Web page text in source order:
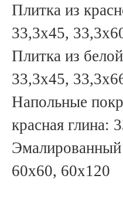
Плитка из
33,3x45,
Плитка из
33,3x45,
Напольные
красная глина:
60x60, 60x120